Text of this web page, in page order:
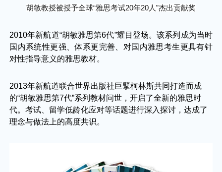
胡敏教授被授予全球“雅思考试20年20人”杰出贡献奖
2010年新航道“胡敏雅思第6代”耀目登场。该系列成为当时
国内系统性更强、体系更完善、对国内雅思考生更具有针
对性指导意义的雅思教材。
2013年新航道联合世界出版社巨擘柯林斯共同打造而成
的“胡敏雅思第7代”系列教材问世，开启了全新的雅思时
代。考试、留学低龄化应对等话题进行深入探讨，达成了
理念与做法上的高度共识。